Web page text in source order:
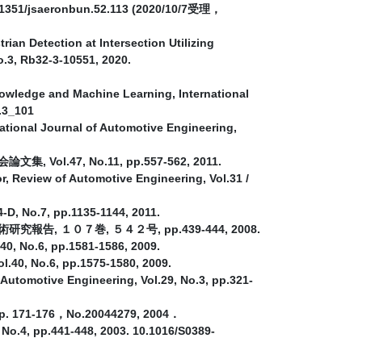
jsaeronbun.52.113 (2020/10/7受理，
Detection at Intersection Utilizing
Rb32-3-10551, 2020.
and Machine Learning, International
Journal of Automotive Engineering,
論文集, Vol.47, No.11, pp.557-562, 2011.
Review of Automotive Engineering, Vol.31 /
D, No.7, pp.1135-1144, 2011.
研究報告, １０７巻, ５４２号, pp.439-444, 2008.
No.6, pp.1581-1586, 2009.
No.6, pp.1575-1580, 2009.
Engineering, Vol.29, No.3, pp.321-
171-176，No.20044279, 2004．
pp.441-448, 2003. 10.1016/S0389-